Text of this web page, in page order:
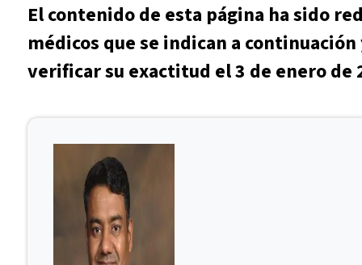
El contenido de esta página ha sido
médicos que se indican a
verificar su exactitud el 3 de enero de